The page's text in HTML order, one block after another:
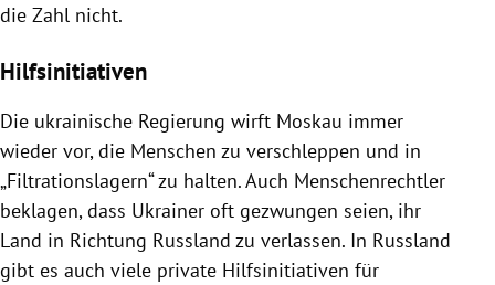
die Zahl nicht.
Hilfsinitiativen
Die ukrainische Regierung wirft Moskau immer
wieder vor, die Menschen zu verschleppen und in
„Filtrationslagern“ zu halten. Auch Menschenrechtler
beklagen, dass Ukrainer oft gezwungen seien, ihr
Land in Richtung Russland zu verlassen. In Russland
gibt es auch viele private Hilfsinitiativen für